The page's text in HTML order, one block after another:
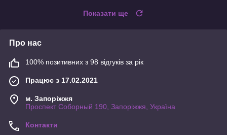
Показати ще
Про нас
100% позитивних з 98 відгуків за рік
Працює з 17.02.2021
м. Запоріжжя
Проспект Соборный 190, Запоріжжя, Україна
Контакти